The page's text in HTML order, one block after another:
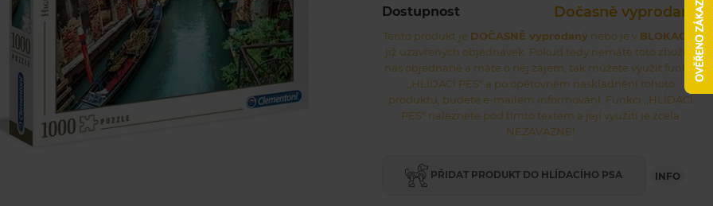
Dostupnost Dočasně vyprodaný
Tento produkt je DOČASNĚ vyprodaný nebo je v BLOKACI
z
již uzavřených objednávek. Pokud tedy nemáte toto zboží u
nás objednané a máte o něj zájem, tak můžete využít funkci
,,HLÍDACÍ PES" a po opětovném naskladnění tohoto
produktu, budete e-mailem informování. Funkci ,,HLÍDACÍ
PES" naleznete pod tímto textem a její využití je zcela
NEZÁVAZNÉ!
PŘIDAT PRODUKT DO HLÍDACÍHO PSA INFO